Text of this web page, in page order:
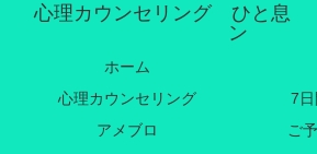
心理カウンセリング ひと息
ン
ホーム
心理カウンセリング
7
アメブロ
ご